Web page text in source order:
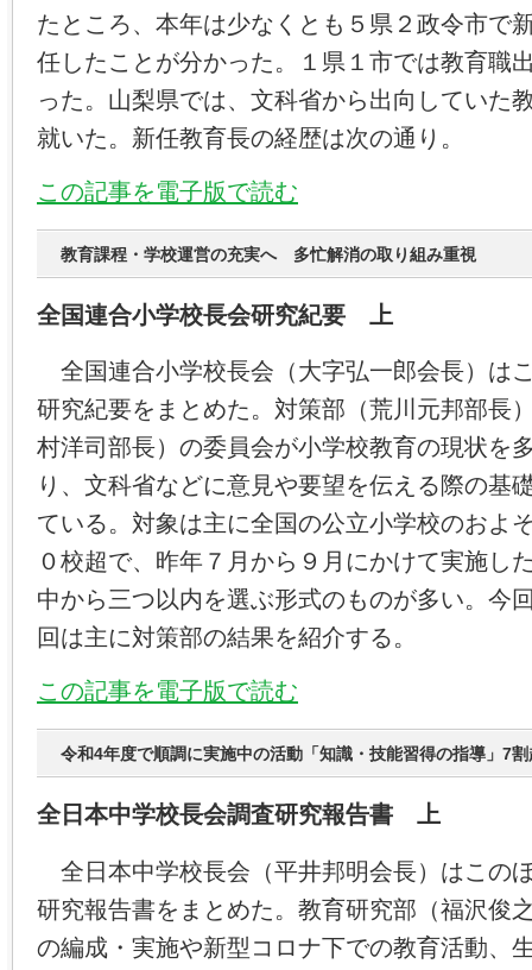
たところ、本年は少なくとも５県２政令市で
任したことが分かった。１県１市では教育職
った。山梨県では、文科省から出向していた
就いた。新任教育長の経歴は次の通り。
この記事を電子版で読む
教育課程・学校運営の充実へ 多忙解消の取り組み重視
全国連合小学校長会研究紀要 上
全国連合小学校長会（大字弘一郎会長）は
研究紀要をまとめた。対策部（荒川元邦部長
村洋司部長）の委員会が小学校教育の現状を
り、文科省などに意見や要望を伝える際の基
ている。対象は主に全国の公立小学校のおよ
０校超で、昨年７月から９月にかけて実施し
中から三つ以内を選ぶ形式のものが多い。今
回は主に対策部の結果を紹介する。
この記事を電子版で読む
令和4年度で順調に実施中の活動「知識・技能習得の指導」7割
全日本中学校長会調査研究報告書 上
全日本中学校長会（平井邦明会長）はこの
研究報告書をまとめた。教育研究部（福沢俊
の編成・実施や新型コロナ下での教育活動、